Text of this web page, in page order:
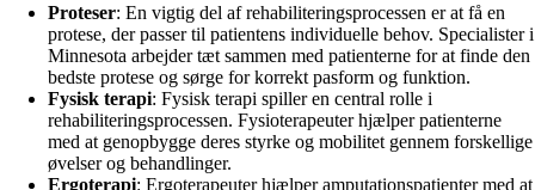
Proteser: En vigtig del af rehabiliteringsprocessen er at få en
protese, der passer til patientens individuelle behov. Specialister i
Minnesota arbejder tæt sammen med patienterne for at finde den
bedste protese og sørge for korrekt pasform og funktion.
Fysisk terapi: Fysisk terapi spiller en central rolle i
rehabiliteringsprocessen. Fysioterapeuter hjælper patienterne
med at genopbygge deres styrke og mobilitet gennem forskellige
øvelser og behandlinger.
Ergoterapi: Ergoterapeuter hjælper amputationspatienter med at